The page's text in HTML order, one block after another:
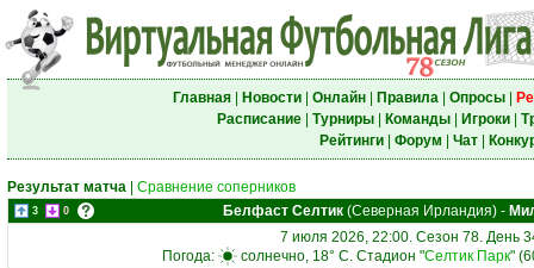
Главная| Новости| Онлайн| Правила| Опросы|
Расписание| Турниры| Команды| Игроки|
Рейтинги| Форум Чат|
Результат матча Сравнение соперников
3 0 Белфаст Селтик(Северная Ирландия)-
7 июля 2026, 22:00. Сезон 78. День
Погода:
солнечно, 18° C. Стадион "Селтик Парк"